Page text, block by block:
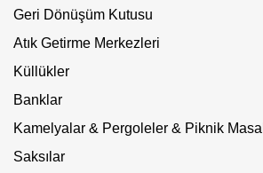
Geri Dönüşüm Kutusu
Atık Getirme Merkezleri
Küllükler
Banklar
Kamelyalar & Pergoleler & Piknik
Saksılar